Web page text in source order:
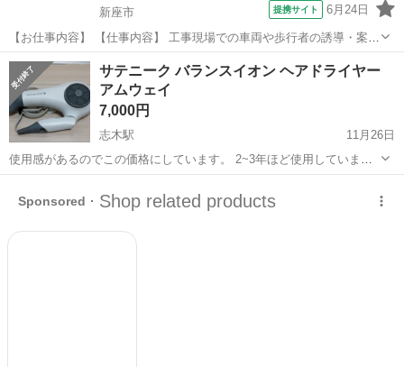
新座市 提携サイト 6月24日
【お仕事内容】 【仕事内容】 工事現場での車両や歩行者の誘導・案内
などをお願いします！ 経験・年齢・学歴は一切不問！応募された方と
は必ず面接します★ ＜給与＞ 日給10,800円～12,300円 ┗一律手当含
む ?交通費...
埼玉 新座市
サテニーク バランスイオン ヘアドライヤー
アムウェイ
7,000円
志木駅
11月26日
使用感があるのでこの価格にしています。 2~3年ほど使用していまし
た。 フィルターは取り外し可能です。 受け渡し場所は都内もしくは埼
玉県内で相談可能ですが、取りに来ていただける方を優先します。